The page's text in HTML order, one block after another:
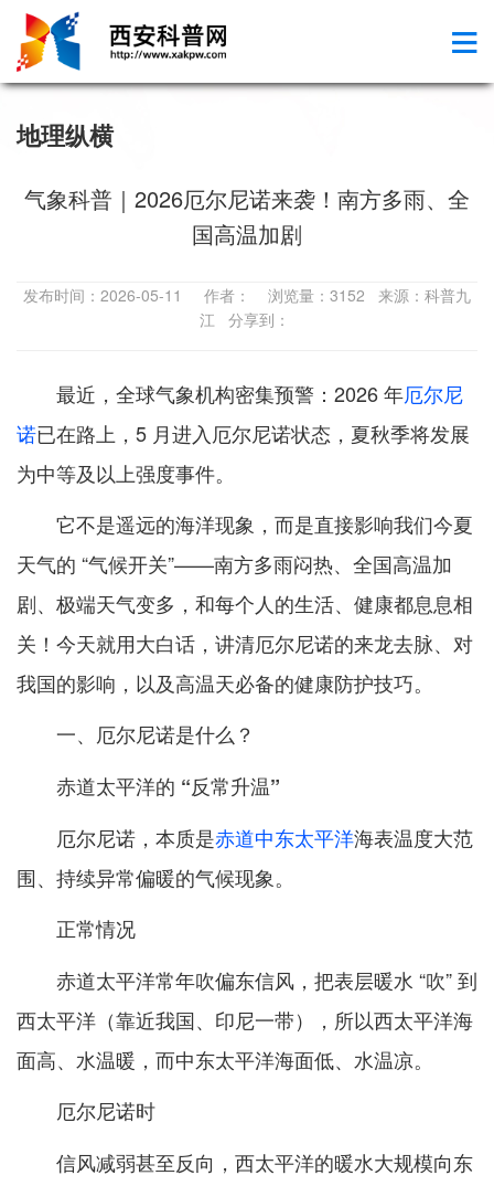
地理纵横
气象科普｜2026厄尔尼诺来袭！南方多雨、全
国高温加剧
发布时间：2026-05-11 作者： 浏览量：3152 来源：科普九
江 分享到：
最近，全球气象机构密集预警：2026 年厄尔尼
诺已在路上，5 月进入厄尔尼诺状态，夏秋季将发展
为中等及以上强度事件。
它不是遥远的海洋现象，而是直接影响我们今夏
天气的 “气候开关”——南方多雨闷热、全国高温加
剧、极端天气变多，和每个人的生活、健康都息息相
关！今天就用大白话，讲清厄尔尼诺的来龙去脉、对
我国的影响，以及高温天必备的健康防护技巧。
一、厄尔尼诺是什么？
赤道太平洋的 “反常升温”
厄尔尼诺，本质是赤道中东太平洋海表温度大范
围、持续异常偏暖的气候现象。
正常情况
赤道太平洋常年吹偏东信风，把表层暖水 “吹” 到
西太平洋（靠近我国、印尼一带），所以西太平洋海
面高、水温暖，而中东太平洋海面低、水温凉。
厄尔尼诺时
信风减弱甚至反向，西太平洋的暖水大规模向东